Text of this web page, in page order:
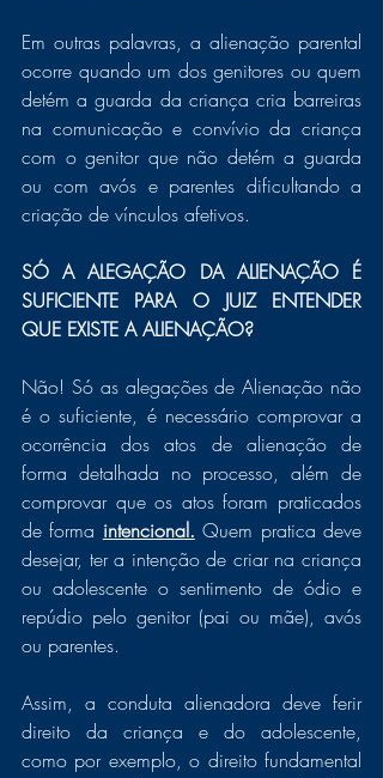
Em outras palavras, a alienação parental
ocorre quando um dos genitores ou quem
detém a guarda da criança cria barreiras
na comunicação e convívio da criança
com o genitor que não detém a guarda
ou com avós e parentes dificultando a
criação de vínculos afetivos.
SÓ A ALEGAÇÃO DA ALIENAÇÃO É
SUFICIENTE PARA O JUIZ ENTENDER
QUE EXISTE A ALIENAÇÃO?
Não! Só as alegações de Alienação não
é o suficiente, é necessário comprovar a
ocorrência dos atos de alienação de
forma detalhada no processo, além de
comprovar que os atos foram praticados
de forma intencional. Quem pratica deve
desejar, ter a intenção de criar na criança
ou adolescente o sentimento de ódio e
repúdio pelo genitor (pai ou mãe), avós
ou parentes.
Assim, a conduta alienadora deve ferir
direito da criança e do adolescente,
como por exemplo, o direito fundamental